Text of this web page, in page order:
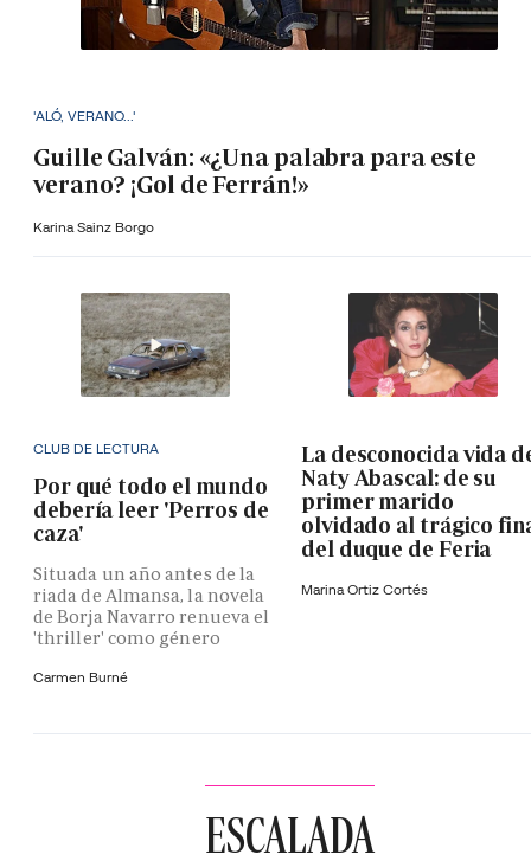
'ALÓ, VERANO...'
Guille Galván: «¿Una palabra para este
verano? ¡Gol de Ferrán!»
Karina Sainz Borgo
CLUB DE LECTURA
Por qué todo el mundo
debería leer 'Perros de
caza'
Situada un año antes de la
riada de Almansa, la novela
de Borja Navarro renueva el
'thriller' como género
Carmen Burné
La desconocida vida
Naty Abascal: de su
primer marido
olvidado al trágico
del duque de Feria
Marina Ortiz Cortés
ESCALADA